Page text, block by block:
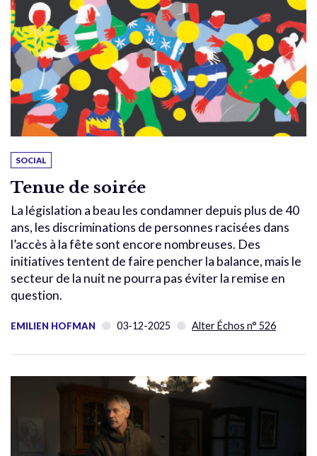
SOCIAL
Tenue de soirée
La législation a beau les condamner depuis plus de 40
ans, les discriminations de personnes racisées dans
l’accès à la fête sont encore nombreuses. Des
initiatives tentent de faire pencher la balance, mais le
secteur de la nuit ne pourra pas éviter la remise en
question.
EMILIEN HOFMAN 03-12-2025 Alter Échos n° 526